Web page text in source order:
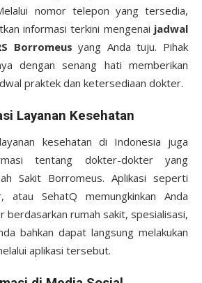
nomor telepon yang tersedia,
informasi terkini mengenai jadwal
Borromeus yang Anda tuju. Pihak
dengan senang hati memberikan
praktek dan ketersediaan dokter.
Layanan Kesehatan
kesehatan di Indonesia juga
tentang dokter-dokter yang
Sakit Borromeus. Aplikasi seperti
atau SehatQ memungkinkan Anda
berdasarkan rumah sakit, spesialisasi,
bahkan dapat langsung melakukan
aplikasi tersebut.